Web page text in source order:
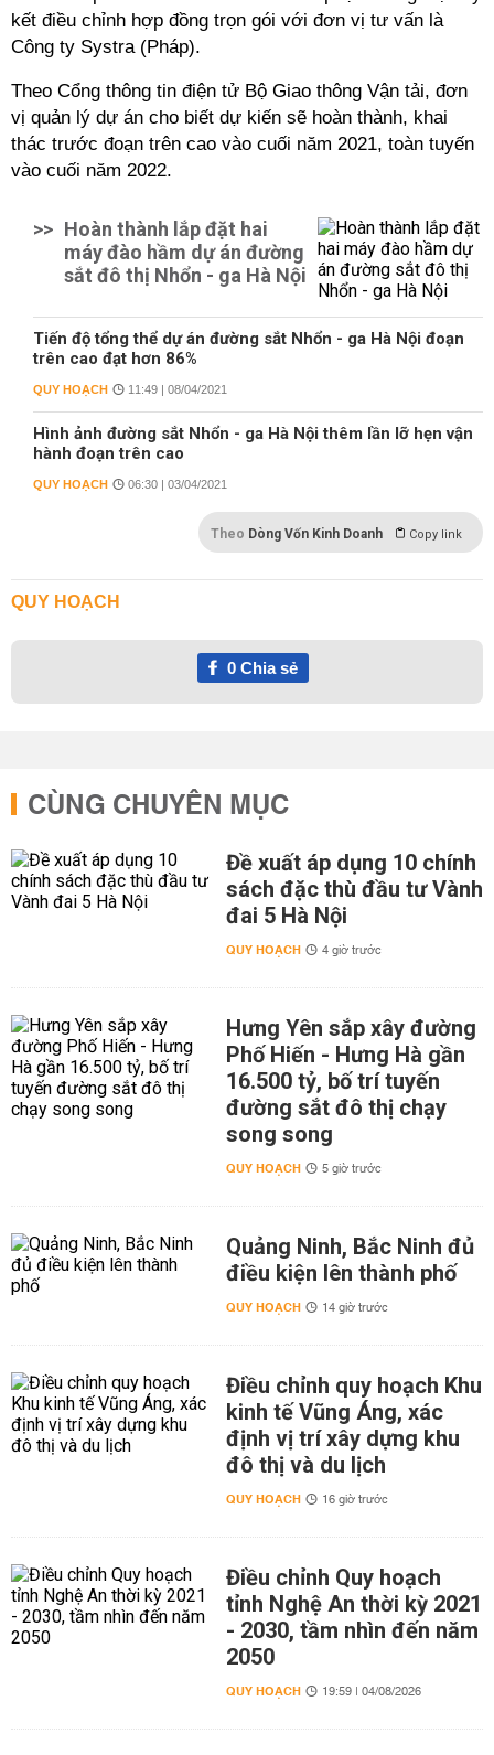
kết điều chỉnh hợp đồng trọn gói với đơn vị tư vấn là
Công ty Systra (Pháp).
Theo Cổng thông tin điện tử Bộ Giao thông Vận tải, đơn
vị quản lý dự án cho biết dự kiến sẽ hoàn thành, khai
thác trước đoạn trên cao vào cuối năm 2021, toàn tuyến
vào cuối năm 2022.
>> Hoàn thành lắp đặt hai
máy đào hầm dự án đường
sắt đô thị Nhổn - ga Hà Nội
Tiến độ tổng thể dự án đường sắt Nhổn - ga Hà Nội đoạn
trên cao đạt hơn 86%
QUY HOẠCH 11:49 | 08/04/2021
Hình ảnh đường sắt Nhổn - ga Hà Nội thêm lần lỡ hẹn vận
hành đoạn trên cao
QUY HOẠCH 06:30 | 03/04/2021
Theo Dòng Vốn Kinh Doanh Copy link
QUY HOẠCH
0Chia sẻ
CÙNG CHUYÊN MỤC
Đề xuất áp dụng 10 chính
sách đặc thù đầu tư Vành
đai 5 Hà Nội
QUY HOẠCH 4 giờ trước
Hưng Yên sắp xây đường
Phố Hiến - Hưng Hà gần
16.500 tỷ, bố trí tuyến
đường sắt đô thị chạy
song song
QUY HOẠCH 5 giờ trước
Quảng Ninh, Bắc Ninh đủ
điều kiện lên thành phố
QUY HOẠCH 14 giờ trước
Điều chỉnh quy hoạch Khu
kinh tế Vũng Áng, xác
định vị trí xây dựng khu
đô thị và du lịch
QUY HOẠCH 16 giờ trước
Điều chỉnh Quy hoạch
tỉnh Nghệ An thời kỳ 2021
- 2030, tầm nhìn đến năm
2050
QUY HOẠCH 19:59 | 04/08/2026